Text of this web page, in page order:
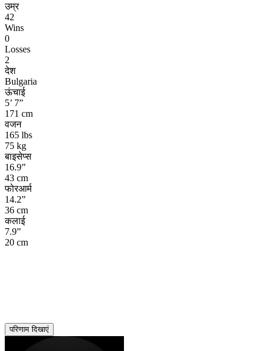
उम्र
42
Wins
0
Losses
2
देश
Bulgaria
ऊंचाई
5’ 7”
171 cm
वजन
165 lbs
75 kg
बाइसेप्स
16.9”
43 cm
फोरआर्म
14.2”
36 cm
कलाई
7.9”
20 cm
परिणाम दिखाएं